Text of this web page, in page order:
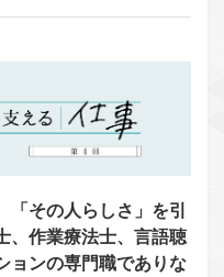
「その人らしさ」を引
、作業療法士、言語聴
ョンの専門職でありな